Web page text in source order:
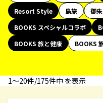
Resort Style
島旅 御
BOOKS スペシャルコラボ
BOOKS 旅と健康
BOOKS
1〜20件/175件中 を表示